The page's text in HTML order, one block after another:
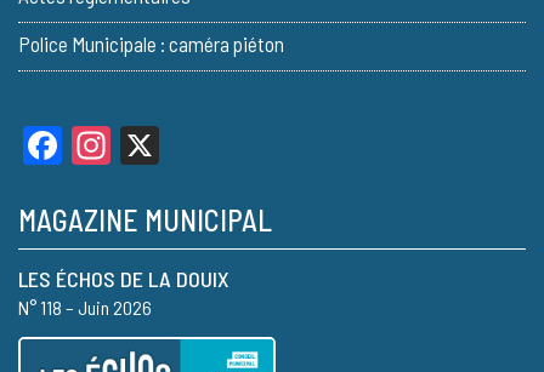
Police Municipale : caméra piéton
FacebookInstagram
MAGAZINE MUNICIPAL
LES ÉCHOS DE LA DOUIX
N° 118 – Juin 2026